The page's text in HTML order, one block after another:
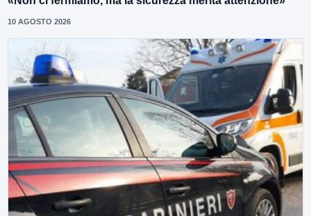
10 AGOSTO 2026